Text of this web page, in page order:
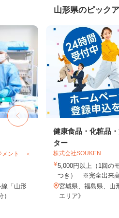
山形県のピック
メント ＜
「山形
健康食品・化粧品
ター
株式会社SOUKEN
5,000円以上（1回の
つき） ※完全出来
宮城県、福島県、
エリア》